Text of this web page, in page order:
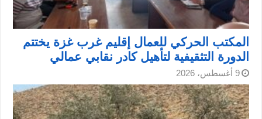
المكتب الحركي للعمال إقليم غرب غزة يختتم
الدورة التثقيفية لتأهيل كادر نقابي عمالي
9 أغسطس، 2026